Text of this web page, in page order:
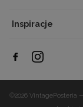
Inspiracje
©2026 VintagePosteria